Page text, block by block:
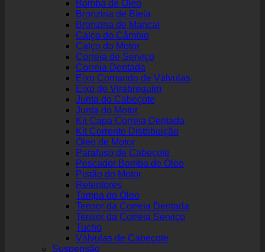
Bomba de Óleo
Bronzina de Biela
Bronzina de Mancal
Calço do Câmbio
Calço do Motor
Correia de Serviço
Correia Dentada
Eixo Comando de Válvulas
Eixo de Virabrequim
Junta do Cabeçote
Junta do Motor
Kit Capa Correia Dentada
Kit Corrente Distribuição
Óleo de Motor
Parafuso de Cabeçote
Pescador Bomba de Óleo
Pistão do Motor
Retentores
Tampa do Óleo
Tensor da Correia Dentada
Tensor da Correia Serviço
Tucho
Válvulas de Cabeçote
Suspensão